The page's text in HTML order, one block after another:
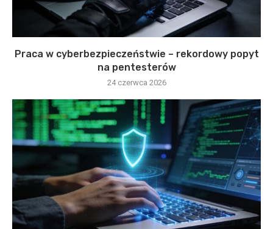
Praca w cyberbezpieczeństwie – rekordowy popyt
na pentesterów
24 czerwca 2026